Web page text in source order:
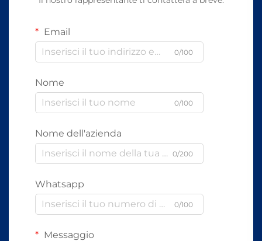
Email
0/100
Nome
0/100
Nome dell'azienda
0/200
Whatsapp
0/100
Messaggio